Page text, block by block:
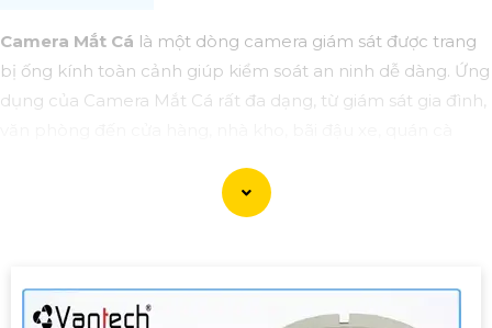
Camera Mắt Cá là một dòng camera giám sát được trang
bị ống kính toàn cảnh giúp kiểm soát an ninh dễ dàng. Ứng
dụng của Camera Mắt Cá rất đa dạng, từ giám sát gia đình,